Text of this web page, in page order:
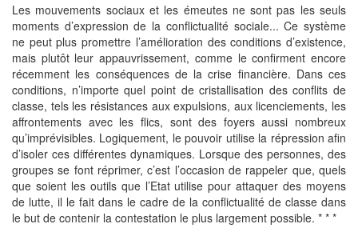
Les mouvements sociaux et les émeutes ne sont pas les seuls
moments d’expression de la conflictualité sociale... Ce système
ne peut plus promettre l’amélioration des conditions d’existence,
mais plutôt leur appauvrissement, comme le confirment encore
récemment les conséquences de la crise financière. Dans ces
conditions, n’importe quel point de cristallisation des conflits de
classe, tels les résistances aux expulsions, aux licenciements, les
affrontements avec les flics, sont des foyers aussi nombreux
qu’imprévisibles. Logiquement, le pouvoir utilise la répression afin
d’isoler ces différentes dynamiques. Lorsque des personnes, des
groupes se font réprimer, c’est l’occasion de rappeler que, quels
que soient les outils que l’Etat utilise pour attaquer des moyens
de lutte, il le fait dans le cadre de la conflictualité de classe dans
le but de contenir la contestation le plus largement possible. * * *